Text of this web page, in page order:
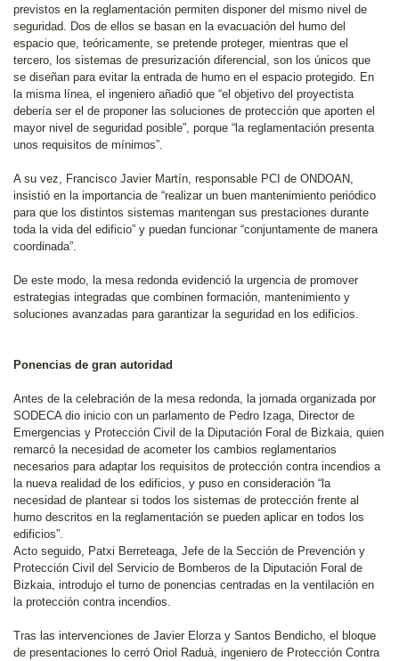
previstos en la reglamentación permiten disponer del mismo nivel de
seguridad. Dos de ellos se basan en la evacuación del humo del
espacio que, teóricamente, se pretende proteger, mientras que el
tercero, los sistemas de presurización diferencial, son los únicos que
se diseñan para evitar la entrada de humo en el espacio protegido. En
la misma línea, el ingeniero añadió que “el objetivo del proyectista
debería ser el de proponer las soluciones de protección que aporten el
mayor nivel de seguridad posible”, porque “la reglamentación presenta
unos requisitos de mínimos”.
A su vez, Francisco Javier Martín, responsable PCI de ONDOAN,
insistió en la importancia de “realizar un buen mantenimiento periódico
para que los distintos sistemas mantengan sus prestaciones durante
toda la vida del edificio” y puedan funcionar “conjuntamente de manera
coordinada”.
De este modo, la mesa redonda evidenció la urgencia de promover
estrategias integradas que combinen formación, mantenimiento y
soluciones avanzadas para garantizar la seguridad en los edificios.
Ponencias de gran autoridad
Antes de la celebración de la mesa redonda, la jornada organizada por
SODECA dio inicio con un parlamento de Pedro Izaga, Director de
Emergencias y Protección Civil de la Diputación Foral de Bizkaia, quien
remarcó la necesidad de acometer los cambios reglamentarios
necesarios para adaptar los requisitos de protección contra incendios a
la nueva realidad de los edificios, y puso en consideración “la
necesidad de plantear si todos los sistemas de protección frente al
humo descritos en la reglamentación se pueden aplicar en todos los
edificios”.
Acto seguido, Patxi Berreteaga, Jefe de la Sección de Prevención y
Protección Civil del Servicio de Bomberos de la Diputación Foral de
Bizkaia, introdujo el turno de ponencias centradas en la ventilación en
la protección contra incendios.
Tras las intervenciones de Javier Elorza y Santos Bendicho, el bloque
de presentaciones lo cerró Oriol Raduà, ingeniero de Protección Contra